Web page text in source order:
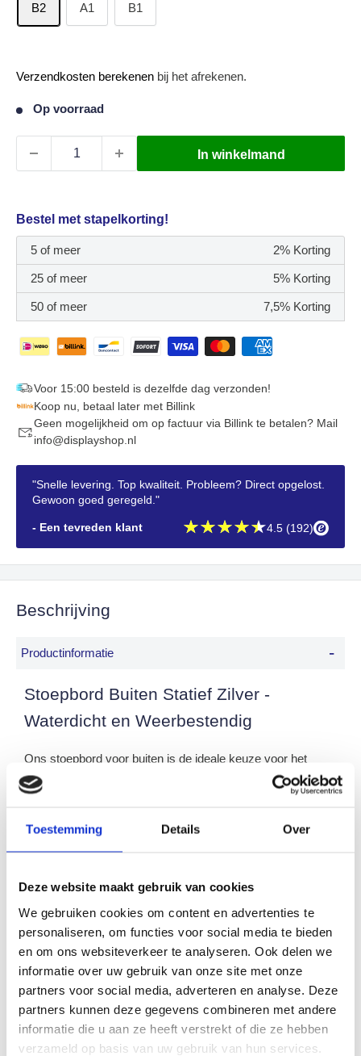
Toestemming Details Over
Deze website maakt gebruik van cookies
We gebruiken cookies om content en advertenties te
personaliseren, om functies voor social media te bieden
en om ons websiteverkeer te analyseren. Ook delen we
informatie over uw gebruik van onze site met onze
partners voor social media, adverteren en analyse. Deze
partners kunnen deze gegevens combineren met andere
informatie die u aan ze heeft verstrekt of die ze hebben
verzameld op basis van uw gebruik van hun services.
"Snelle levering. Top kwaliteit. Probleem? Direct opgelost.
Gewoon goed geregeld."
- Een tevreden klant 4.5 (192)
B2 A1 B1
Verkoopprijs
Verzendkosten berekenen bij het afrekenen.
Op voorraad
In winkelmand
Bestel met stapelkorting!
5 of meer 2% Korting
25 of meer 5% Korting
50 of meer 7,5% Korting
Voor 15:00 besteld is dezelfde dag verzonden!
Koop nu, betaal later met Billink
Geen mogelijkheid om op factuur via Billink te betalen? Mail
info@displayshop.nl
Beschrijving
Productinformatie -
Stoepbord Buiten Statief Zilver -
Waterdicht en Weerbestendig
Ons stoepbord voor buiten is de ideale keuze voor het
weergeven van reclameposters of andere informatie
duurzaamheid, waardoor het perfect is voor elk soort weer.
✅Robuuste Poedercoating: De stevige voet van het bord
is voorzien van een hoogwaardige poedercoating, die
bescherming biedt tegen roest en corrosie.
✅ Makkelijk te Verwisselen Boodschappen
: Voorzien
van een gebruiksvriendelijk kliksysteem, waarmee u snel
en eenvoudig uw posters kunt vervangen.
Duurzame Aluminium Kliklijsten
: De 40 mm dikke